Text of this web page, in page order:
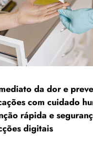
da dor e
com cuidado
rápida e
digitais